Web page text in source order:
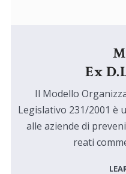
Ex
Il Modello
Legislativo 231/2001 è
alle aziende di
reati